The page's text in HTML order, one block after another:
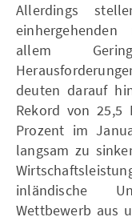
Allerdings
allem
deuten darauf
Rekord von 25,5
Prozent im
langsam zu
inländische
Wettbewerb aus